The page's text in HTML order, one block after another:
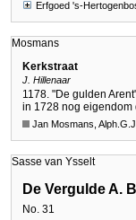
Erfgoed 's-
Mosmans
Kerkstraat
J. Hillenaar
1178. "De gulden
in 1728 nog eigendom
Jan Mosmans,
Sasse van Ysselt
De Vergulde A.
No. 31